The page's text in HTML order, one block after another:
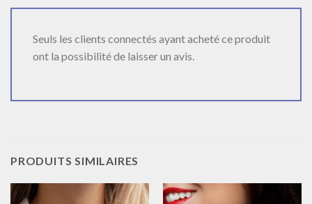
Seuls les clients connectés ayant acheté ce produit
ont la possibilité de laisser un avis.
PRODUITS SIMILAIRES